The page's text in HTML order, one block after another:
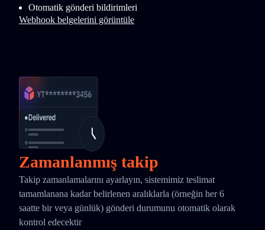
Otomatik gönderi bildirimleri
Webhook belgelerini görüntüle
Zamanlanmış takip
Takip zamanlamalarını ayarlayın, sistemimiz teslimat
tamamlanana kadar belirlenen aralıklarla (örneğin her 6
saatte bir veya günlük) gönderi durumunu otomatik olarak
kontrol edecektir